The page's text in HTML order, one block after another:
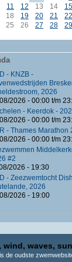
11 12 13 14 15
18 19 20 21 22
25 26 27 28 29
- KNZB -
2026
2026 - 00:00t/m
- Keerdok -
2026 - 00:00t/m
- Thames Marathon
2026 - 00:00t/m
#2
2026 - 19:30
- Zeezwemtocht
2026
2026 - 19:00
wind, waves,
de oudste